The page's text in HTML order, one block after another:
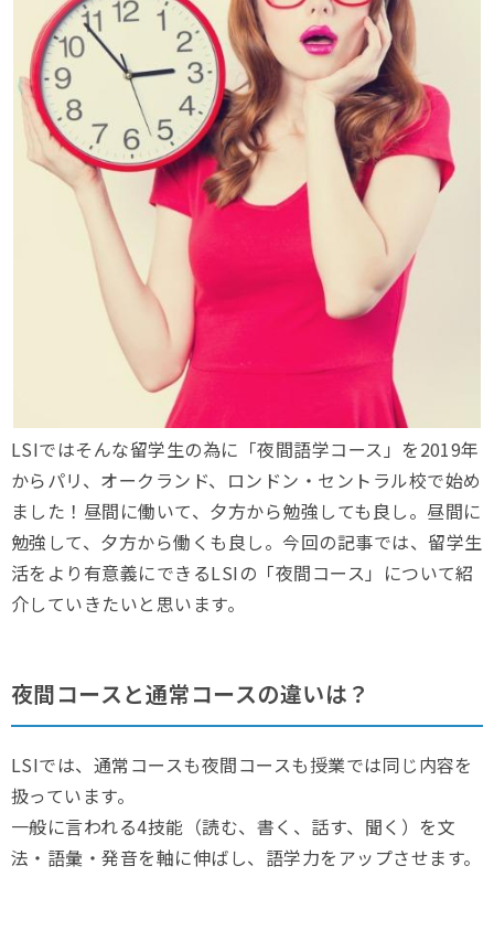
LSIではそんな留学生の為に「夜間語学コース」を2019年
からパリ、オークランド、ロンドン・セントラル校で始め
ました！昼間に働いて、夕方から勉強しても良し。昼間に
勉強して、夕方から働くも良し。今回の記事では、留学生
活をより有意義にできるLSIの「夜間コース」について紹
介していきたいと思います。
夜間コースと通常コースの違いは？
LSIでは、通常コースも夜間コースも授業では同じ内容を
扱っています。
一般に言われる4技能（読む、書く、話す、聞く）を文
法・語彙・発音を軸に伸ばし、語学力をアップさせます。